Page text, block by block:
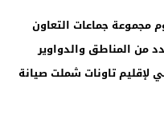
مجموعة جماعات التعاون
من المناطق والدواوير
لإقليم تاونات شملت صيانة